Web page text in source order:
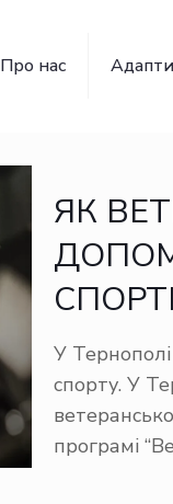
Про нас
ЯК
У
спорту. У
програмі